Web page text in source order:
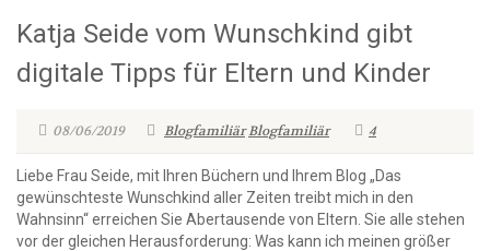
Katja Seide vom Wunschkind gibt
digitale Tipps für Eltern und Kinder
08/06/2019 BlogfamiliärBlogfamiliär 4
Liebe Frau Seide, mit Ihren Büchern und Ihrem Blog „Das
gewünschteste Wunschkind aller Zeiten treibt mich in den
Wahnsinn“ erreichen Sie Abertausende von Eltern. Sie alle stehen
vor der gleichen Herausforderung: Was kann ich meinen größer